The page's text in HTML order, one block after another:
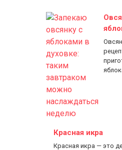
Красная икра
Красная икра — это